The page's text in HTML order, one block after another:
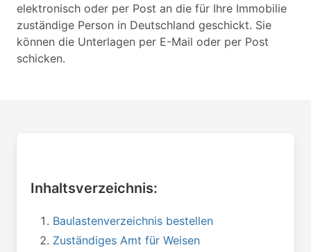
elektronisch oder per Post an die für Ihre Immobilie
zuständige Person in Deutschland geschickt. Sie
können die Unterlagen per E-Mail oder per Post
schicken.
Inhaltsverzeichnis:
Baulastenverzeichnis bestellen
Zuständiges Amt für Weisen